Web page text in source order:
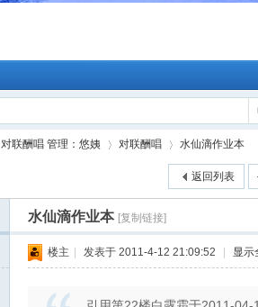
对联酬唱 管理：悠姨
›
对联酬唱
›
水仙滴作业本
返回列表
水仙滴作业本 [复制链接]
楼主 发表于 2011-4-12 21:09:52 显示